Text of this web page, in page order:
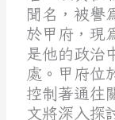
聞名，被譽
於甲府，現
是他的政治
處。甲府位
控制著通往
文將深入探